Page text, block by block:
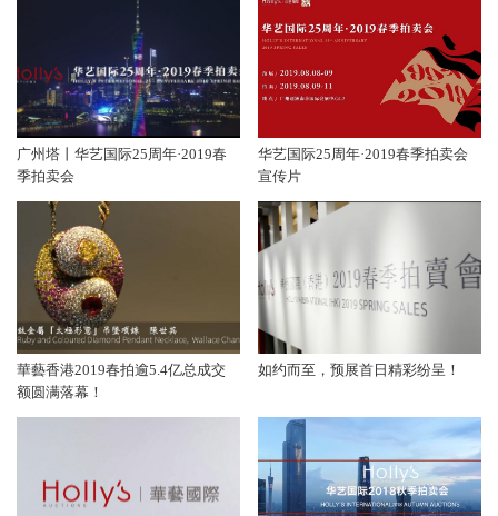
广州塔丨华艺国际25周年·2019春
季拍卖会
华艺国际25周年·2019春季拍卖会
宣传片
華藝香港2019春拍逾5.4亿总成交
额圆满落幕！
如约而至，预展首日精彩纷呈！